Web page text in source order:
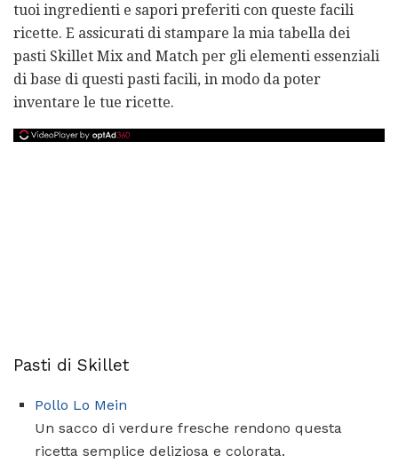
tuoi ingredienti e sapori preferiti con queste facili
ricette. E assicurati di stampare la mia tabella dei
pasti Skillet Mix and Match per gli elementi essenziali
di base di questi pasti facili, in modo da poter
inventare le tue ricette.
Pasti di Skillet
Pollo Lo Mein
Un sacco di verdure fresche rendono questa
ricetta semplice deliziosa e colorata.